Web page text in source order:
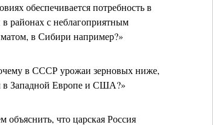
обеспечивается потребность в
в районах с неблагоприятным
в Сибири например?»
в СССР урожаи зерновых ниже,
в Западной Европе и США?»
объяснить, что царская Россия